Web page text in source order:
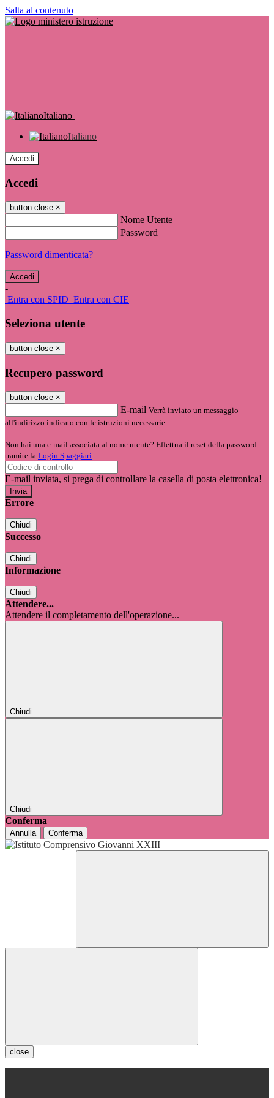
Salta al contenuto
Italiano
Italiano
Accedi
Accedi
button close ×
Nome Utente
Password
Password dimenticata?
-
Entra con SPID Entra con CIE
Seleziona utente
button close ×
Recupero password
button close ×
E-mail Verrà inviato un messaggio
all'indirizzo indicato con le istruzioni necessarie.
Non hai una e-mail associata al nome utente? Effettua il reset della password
tramite la Login Spaggiari
E-mail inviata, si prega di controllare la casella di posta elettronica!
Errore
Chiudi
Successo
Chiudi
Informazione
Chiudi
Attendere...
Attendere il completamento dell'operazione...
Chiudi
Chiudi
Conferma
Annulla Conferma
close